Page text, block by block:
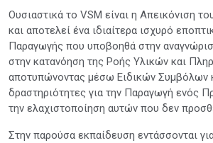
Ουσιαστικά το VSM είναι η Απεικόνιση
και αποτελεί ένα ιδιαίτερα ισχυρό
Παραγωγής που υποβοηθά στην
στην κατανόηση της Ροής Υλικών και
αποτυπώνοντας μέσω Ειδικών Συμβόλων
δραστηριότητες για την Παραγωγή ενός
την ελαχιστοποίηση αυτών που δεν
Στην παρούσα εκπαίδευση εντάσσονται